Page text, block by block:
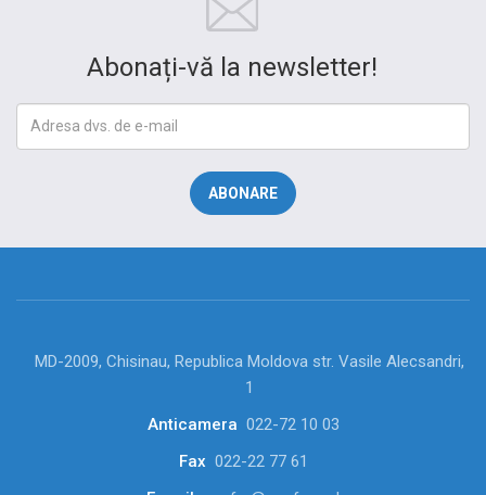
Abonați-vă la newsletter!
MD-2009, Chisinau, Republica Moldova str. Vasile Alecsandri,
1
Anticamera 022-72 10 03
Fax 022-22 77 61